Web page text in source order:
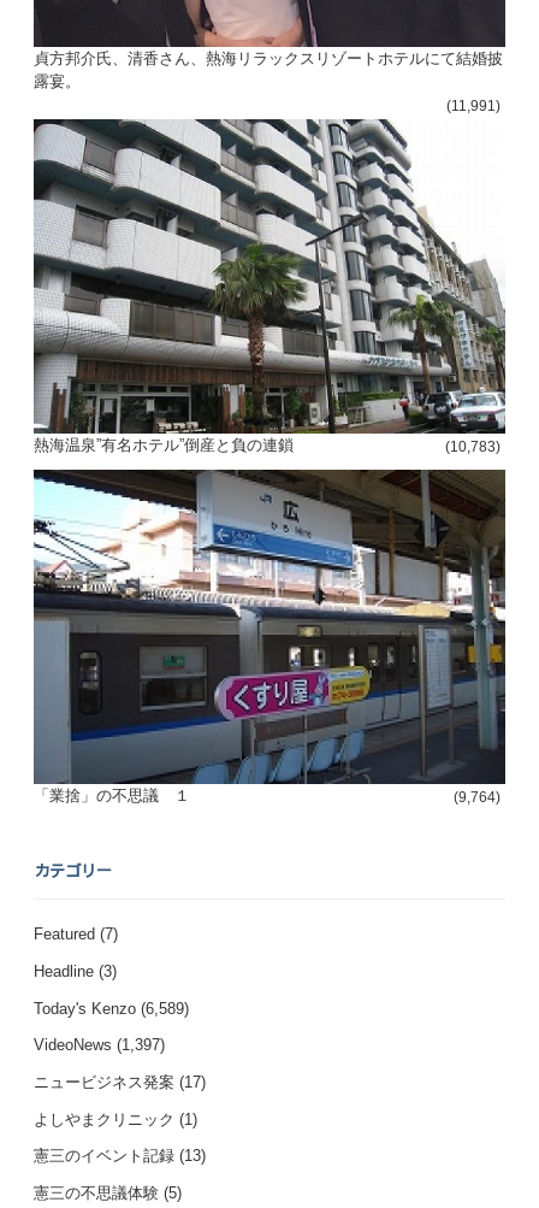
貞方邦介氏、清香さん、熱海リラックスリゾートホテルにて結婚披
露宴。
(11,991)
熱海温泉”有名ホテル”倒産と負の連鎖 (10,783)
「業捨」の不思議 １ (9,764)
カテゴリー
Featured (7)
Headline (3)
Today's Kenzo (6,589)
VideoNews (1,397)
ニュービジネス発案 (17)
よしやまクリニック (1)
憲三のイベント記録 (13)
憲三の不思議体験 (5)